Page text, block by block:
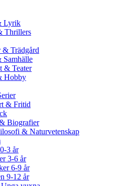
Lyrik
Thrillers
Trädgård
& Teater
Hobby
& Fritid
Biografier
& Naturvetenskap
3 år
3-6 år
6-9 år
9-12 år